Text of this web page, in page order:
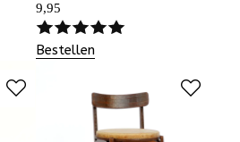
9,95
Bestellen